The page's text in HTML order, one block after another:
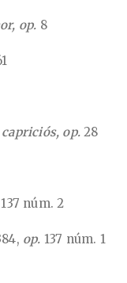
op. 8
op.28
137 núm. 2
op. 137 núm. 1